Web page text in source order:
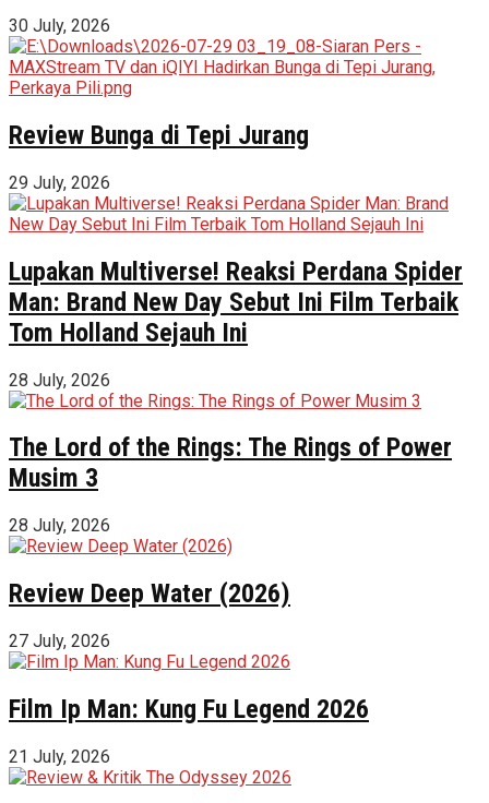
30 July, 2026
Review Bunga di Tepi Jurang
29 July, 2026
Lupakan Multiverse! Reaksi Perdana Spider
Man: Brand New Day Sebut Ini Film Terbaik
Tom Holland Sejauh Ini
28 July, 2026
The Lord of the Rings: The Rings of Power
Musim 3
28 July, 2026
Review Deep Water (2026)
27 July, 2026
Film Ip Man: Kung Fu Legend 2026
21 July, 2026